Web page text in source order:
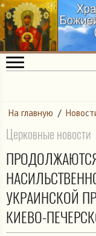
На главную /
Церковные новости
УКРАИНСКОЙ
КИЕВО-